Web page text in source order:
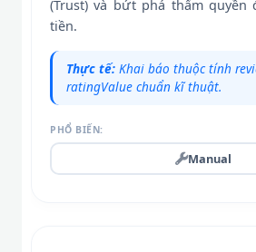
(Trust) và bứt phá thẩm quyền
tiền.
Thực tế: Khai báo thuộc tính
ratingValue chuẩn kĩ thuật.
PHỔ BIẾN:
Manual